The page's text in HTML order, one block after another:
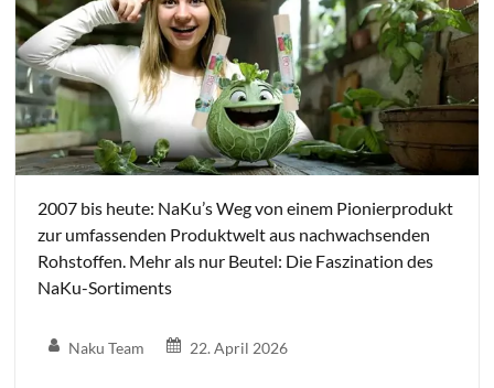
2007 bis heute: NaKu’s Weg von einem Pionierprodukt
zur umfassenden Produktwelt aus nachwachsenden
Rohstoffen. Mehr als nur Beutel: Die Faszination des
NaKu-Sortiments
Naku Team 22. April 2026